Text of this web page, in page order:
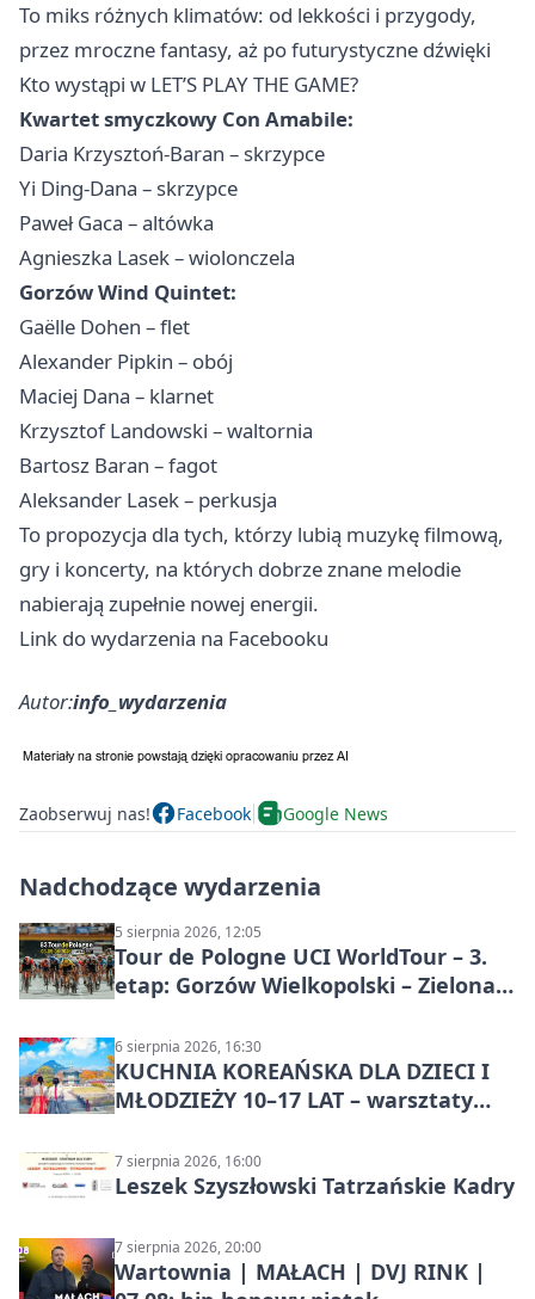
To miks różnych klimatów: od lekkości i przygody,
przez mroczne fantasy, aż po futurystyczne dźwięki
Kto wystąpi w LET’S PLAY THE GAME?
Kwartet smyczkowy Con Amabile:
Daria Krzysztoń-Baran – skrzypce
Yi Ding-Dana – skrzypce
Paweł Gaca – altówka
Agnieszka Lasek – wiolonczela
Gorzów Wind Quintet:
Gaëlle Dohen – flet
Alexander Pipkin – obój
Maciej Dana – klarnet
Krzysztof Landowski – waltornia
Bartosz Baran – fagot
Aleksander Lasek – perkusja
To propozycja dla tych, którzy lubią muzykę filmową,
gry i koncerty, na których dobrze znane melodie
nabierają zupełnie nowej energii.
Link do wydarzenia na Facebooku
Autor:info_wydarzenia
Zaobserwuj nas! Facebook Google News
Nadchodzące wydarzenia
5 sierpnia 2026, 12:05
Tour de Pologne UCI WorldTour – 3.
etap: Gorzów Wielkopolski – Zielona
6 sierpnia 2026, 16:30
KUCHNIA KOREAŃSKA DLA DZIECI I
MŁODZIEŻY 10–17 LAT – warsztaty
7 sierpnia 2026, 16:00
Leszek Szyszłowski Tatrzańskie Kadry
7 sierpnia 2026, 20:00
Wartownia | MAŁACH | DVJ RINK |